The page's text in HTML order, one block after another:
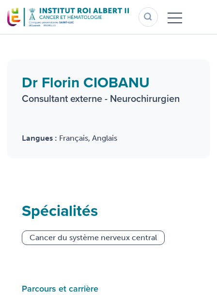
au
contenu
principal
Dr Florin CIOBANU
Consultant externe - Neurochirurgien
Langues : Français, Anglais
Spécialités
Cancer du système nerveux central
Parcours et carrière